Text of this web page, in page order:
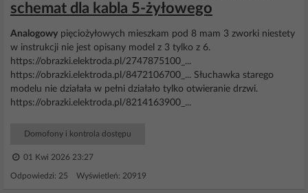
schemat dla kabla 5-żyłowego
Analogowy pięciożyłowych mieszkam pod 8 mam 3 zworki niestety
w instrukcji nie jest opisany model z 3 tylko z 6.
https://obrazki.elektroda.pl/2747875100_...
https://obrazki.elektroda.pl/8472106700_... Słuchawka starego
modelu nie działała w pełni działało tylko otwieranie drzwi.
https://obrazki.elektroda.pl/8214163900_...
Domofony i kontrola dostępu
01 Kwi 2026 23:27
Odpowiedzi: 25 Wyświetleń: 20919